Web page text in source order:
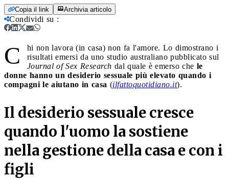
Copia il link Archivia articolo
Condividi su :
C
hi non lavora (in casa) non fa l'amore. Lo dimostrano i
risultati emersi da uno studio australiano pubblicato sul
Journal of Sex Research dal quale è emerso che le
donne hanno un desiderio sessuale più elevato quando i
compagni le aiutano in casa (ilfattoquotidiano.it).
Il desiderio sessuale cresce
quando l'uomo la sostiene
nella gestione della casa e con i
figli